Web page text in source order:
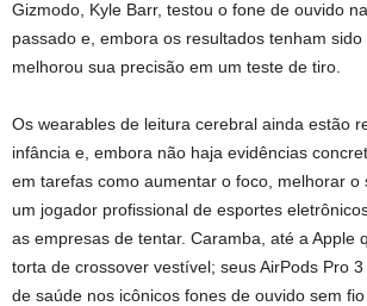
Gizmodo, Kyle Barr, testou o fone de ouvido
passado e, embora os resultados tenham sido
melhorou sua precisão em um teste de tiro.
Os wearables de leitura cerebral ainda estão
infância e, embora não haja evidências
em tarefas como aumentar o foco, melhorar o
um jogador profissional de esportes
as empresas de tentar. Caramba, até a Apple
torta de crossover vestível; seus AirPods Pro
de saúde nos icônicos fones de ouvido sem